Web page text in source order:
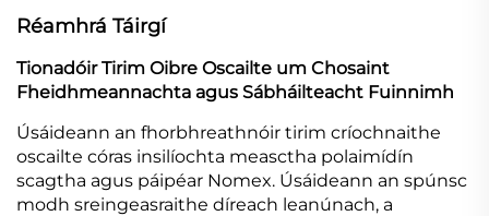
Réamhrá Táirgí
Tionadóir Tirim Oibre Oscailte um Chosaint
Fheidhmeannachta agus Sábháilteacht Fuinnimh
Úsáideann an fhorbhreathnóir tirim críochnaithe
oscailte córas insilíochta measctha polaimídín
scagtha agus páipéar Nomex. Úsáideann an spúnsc
modh sreingeasraithe díreach leanúnach, a